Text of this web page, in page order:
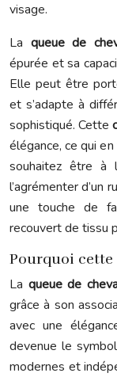
visage.
La queue de
épurée et sa
Elle peut être
et s’adapte à
sophistiqué. Cette
élégance, ce qui
souhaitez être à
l’agrémenter d’un
une touche de
recouvert de tissu
Pourquoi
La queue de
grâce à son
avec une
devenue le
modernes et